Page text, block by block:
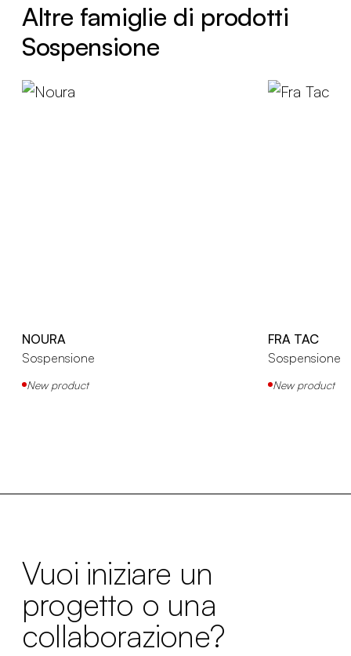
Altre famiglie di prodotti
Sospensione
NOURA
Sospensione
New product
FRA TAC
Sospensione
New product
Vuoi iniziare un
progetto o una
collaborazione?